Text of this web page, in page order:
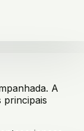
. A
principais